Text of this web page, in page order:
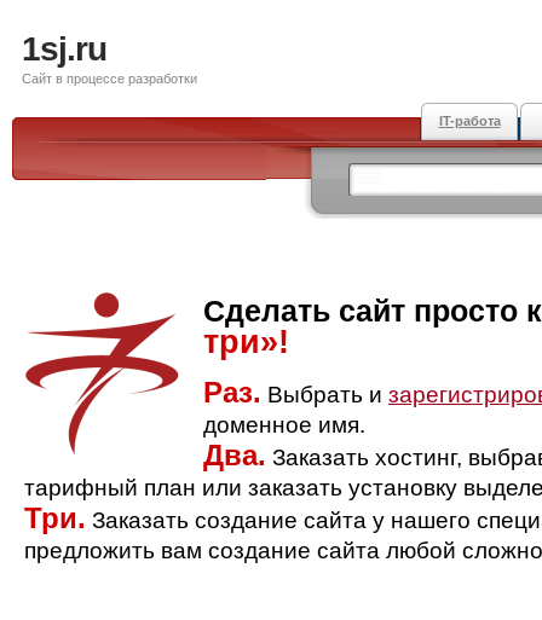
1sj.ru
Сайт в процессе разработки
IT-работа
Сделать сайт просто
три»!
Раз. Выбрать и
доменное имя.
Два. Заказать хостинг,
тарифный план или заказать установку
Три. Заказать создание сайта у нашего
предложить вам создание сайта любой